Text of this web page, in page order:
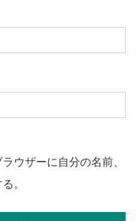
ウザーに自分の名前、
。